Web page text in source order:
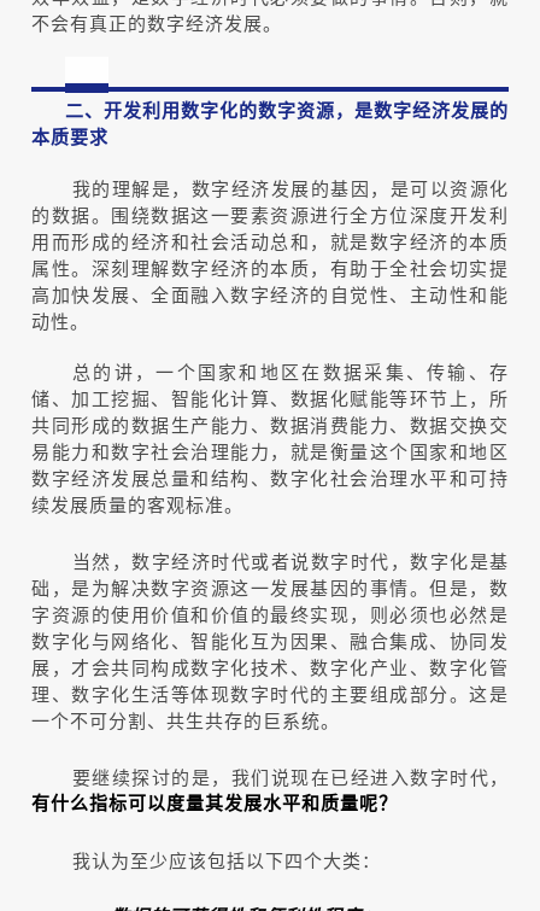
不会有真正的数字经济发展。
二、开发利用数字化的数字资源，是数字经济发展的
本质要求
我的理解是，数字经济发展的基因，是可以资源化
的数据。围绕数据这一要素资源进行全方位深度开发利
用而形成的经济和社会活动总和，就是数字经济的本质
属性。深刻理解数字经济的本质，有助于全社会切实提
高加快发展、全面融入数字经济的自觉性、主动性和能
动性。
总的讲，一个国家和地区在数据采集、传输、存
储、加工挖掘、智能化计算、数据化赋能等环节上，所
共同形成的数据生产能力、数据消费能力、数据交换交
易能力和数字社会治理能力，就是衡量这个国家和地区
数字经济发展总量和结构、数字化社会治理水平和可持
续发展质量的客观标准。
当然，数字经济时代或者说数字时代，数字化是基
础，是为解决数字资源这一发展基因的事情。但是，数
字资源的使用价值和价值的最终实现，则必须也必然是
数字化与网络化、智能化互为因果、融合集成、协同发
展，才会共同构成数字化技术、数字化产业、数字化管
理、数字化生活等体现数字时代的主要组成部分。这是
一个不可分割、共生共存的巨系统。
要继续探讨的是，我们说现在已经进入数字时代，
有什么指标可以度量其发展水平和质量呢？
我认为至少应该包括以下四个大类：